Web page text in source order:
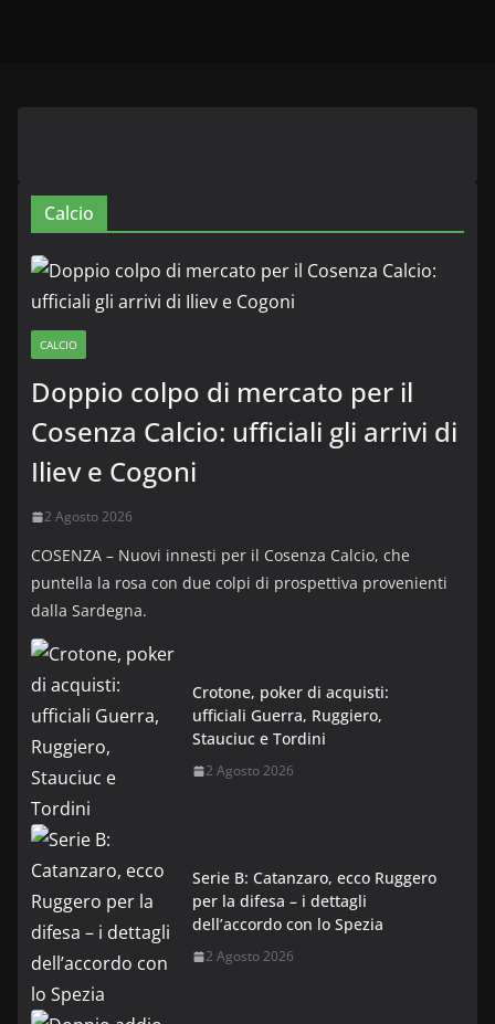
Calcio
CALCIO
Doppio colpo di mercato per il
Cosenza Calcio: ufficiali gli arrivi di
Iliev e Cogoni
2 Agosto 2026
COSENZA – Nuovi innesti per il Cosenza Calcio, che
puntella la rosa con due colpi di prospettiva provenienti
dalla Sardegna.
Crotone, poker di acquisti:
ufficiali Guerra, Ruggiero,
Stauciuc e Tordini
2 Agosto 2026
Serie B: Catanzaro, ecco Ruggero
per la difesa – i dettagli
dell’accordo con lo Spezia
2 Agosto 2026